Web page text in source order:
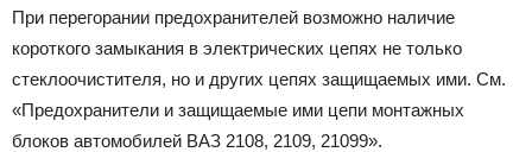
При перегорании предохранителей возможно наличие
короткого замыкания в электрических цепях не только
стеклоочистителя, но и других цепях защищаемых ими. См.
«Предохранители и защищаемые ими цепи монтажных
блоков автомобилей ВАЗ 2108, 2109, 21099».